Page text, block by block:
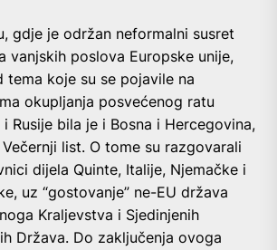
gdje je održan neformalni susret
vanjskih poslova Europske unije,
tema koje su se pojavile na
okupljanja posvećenog ratu
i Rusije bila je i Bosna i Hercegovina,
list. O tome su razgovarali
dijela Quinte, Italije, Njemačke i
uz “gostovanje” ne-EU država
Kraljevstva i Sjedinjenih
Država. Do zaključenja ovoga